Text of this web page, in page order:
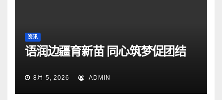
资讯
语润边疆育新苗 同心筑梦促团结
8月 5, 2026 ADMIN